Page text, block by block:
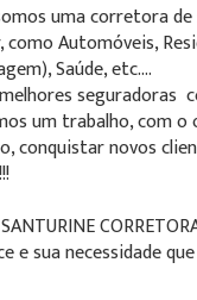
uma corretora
Automóveis,
Saúde, etc.…
um trabalho, com
conquistar novos
e sua necessidade